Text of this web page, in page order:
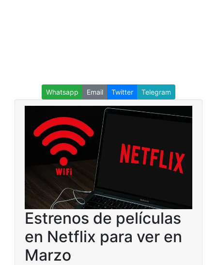
Whatsapp Email Twitter Telegram
Estrenos de películas
en Netflix para ver en
Marzo